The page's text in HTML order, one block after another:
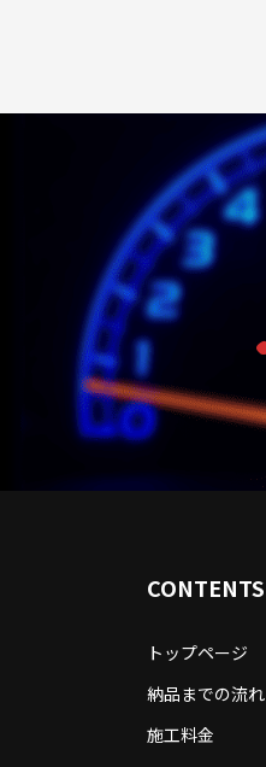
CONTENTS
トップページ
納品までの流れ
施工料金